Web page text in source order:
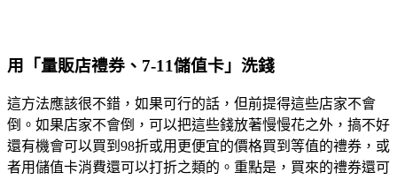
用「量販店禮券、7-11儲值卡」洗錢
這方法應該很不錯，如果可行的話，但前提得這些店家不會
倒。如果店家不會倒，可以把這些錢放著慢慢花之外，搞不好
還有機會可以買到98折或用更便宜的價格買到等值的禮券，或
者用儲值卡消費還可以打折之類的。重點是，買來的禮券還可